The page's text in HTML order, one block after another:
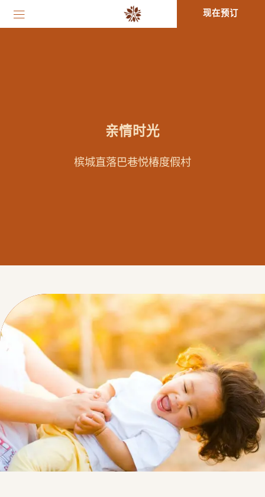
现在预订
亲情时光
槟城直落巴巷悦椿度假村